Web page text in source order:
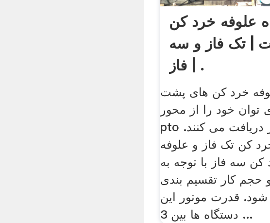
علوفه خرد کن
| تک فاز و سه
فاز | .
خرد کن های پشت
توان خود را از محور
pto تراکتور دریافت می کنند.
کن تک فاز و علوفه
کن سه فاز با توجه به
کار تقسیم بندی
قدرت موتور این
دستگاه ها بین 3 ...